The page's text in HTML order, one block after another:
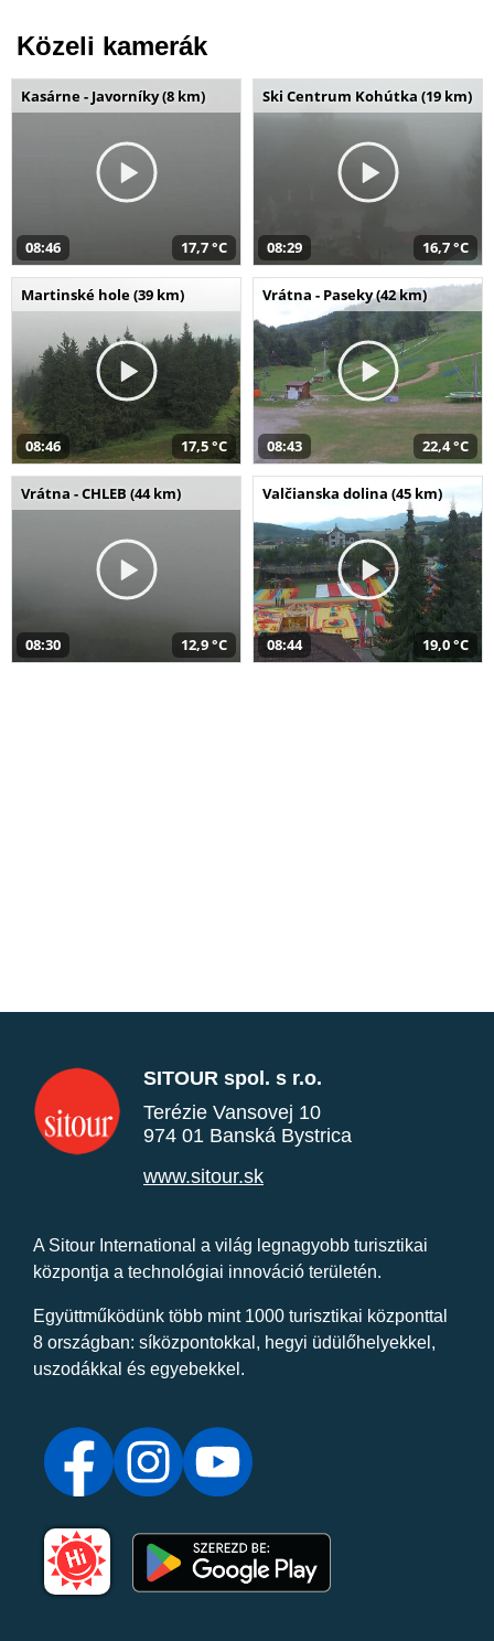
Közeli kamerák
Kasárne - Javorníky (8 km)
08:46 17,7 °C
Ski Centrum Kohútka (19 km)
08:29 16,7 °C
Martinské hole (39 km)
08:46 17,5 °C
Vrátna - Paseky (42 km)
08:43 22,4 °C
Vrátna - CHLEB (44 km)
08:30 12,9 °C
Valčianska dolina (45 km)
08:44 19,0 °C
SITOUR spol. s r.o.
Terézie Vansovej 10
974 01 Banská Bystrica
www.sitour.sk
A Sitour International a világ legnagyobb turisztikai
központja a technológiai innováció területén.
Együttműködünk több mint 1000 turisztikai központtal
8 országban: síközpontokkal, hegyi üdülőhelyekkel,
uszodákkal és egyebekkel.